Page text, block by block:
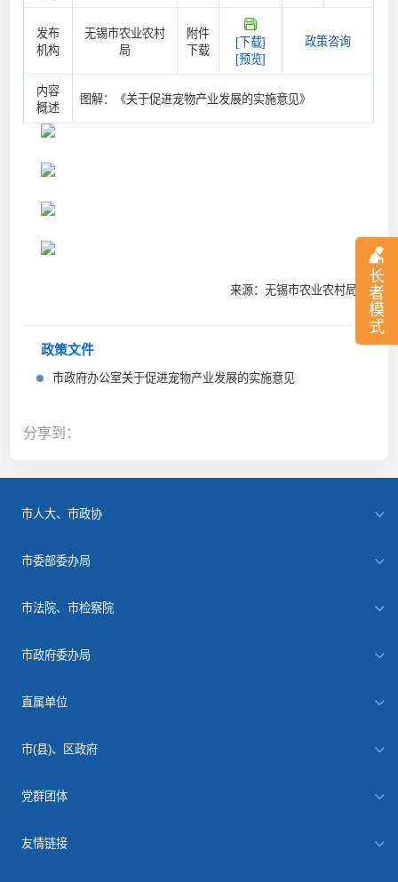
长
者
模
式
发布
机构
无锡市农业农村
局
附件
下载
[下载]
[预览]
政策咨询
内容
概述
图解：《关于促进宠物产业发展的实施意见》
来源：无锡市农业农村局
政策文件
市政府办公室关于促进宠物产业发展的实施意见
分享到：
市人大、市政协
市委部委办局
市法院、市检察院
市政府委办局
直属单位
市(县)、区政府
党群团体
友情链接